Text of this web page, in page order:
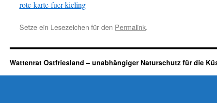
rote-karte-fuer-kieling
Setze ein Lesezeichen für den Permalink.
Wattenrat Ostfriesland – unabhängiger Naturschutz für die